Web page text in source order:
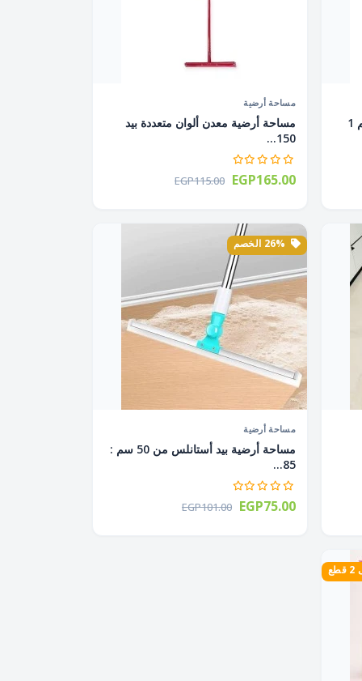
مساحة أرضية أستانلس باليد 55 سم 1
مساحة أرضية
مساحة أرضية معدن ألوان متعددة بيد
150...
EGP115.00 EGP165.00
مساحة أرضية
مساحة أرضية بيد أستانلس من 50 سم :
85...
EGP101.00 EGP75.00